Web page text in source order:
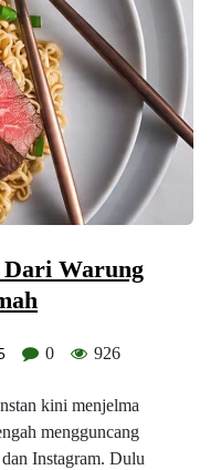
Warung
0 926
kini menjelma
mengguncang
Instagram. Dulu